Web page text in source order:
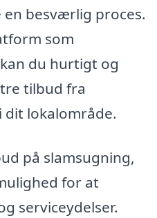
besværlig proces.
som
du hurtigt og
tilbud fra
dit lokalområde.
på slamsugning,
for at
serviceydelser.